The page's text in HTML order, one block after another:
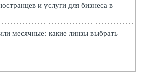
и услуги для бизнеса в
месячные: какие линзы выбрать